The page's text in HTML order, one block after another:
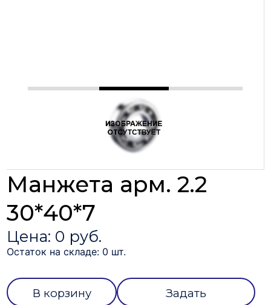
Манжета арм. 2.2
30*40*7
Цена: 0 руб.
Остаток на складе: 0 шт.
В корзину
Задать